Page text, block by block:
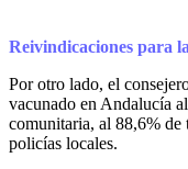
Reivindicaciones para
Por otro lado, el
vacunado en Andalucía
comunitaria, al 88,6% de
policías locales.